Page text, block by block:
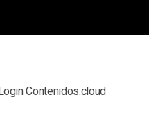
Contenidos.cloud